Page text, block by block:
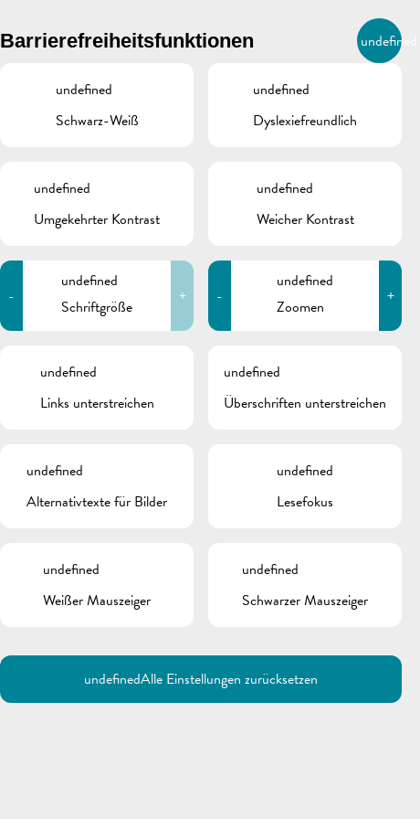
DE
BIERGER.REMICH.LU
Utilisez la recherche pour
Comme par exemple des contacts, des
informations ou de documents.
Barrierefreiheitsfunktionen undefined
undefined
Schwarz-Weiß
undefined
Dyslexiefreundlich
undefined
Umgekehrter Kontrast
undefined
Weicher Kontrast
-
undefined
Schriftgröße
+ -
undefined
Zoomen
+
undefined
Links unterstreichen
undefined
Überschriften unterstreichen
undefined
Alternativtexte für Bilder
undefined
Lesefokus
undefined
Weißer Mauszeiger
undefined
Schwarzer Mauszeiger
undefinedAlle Einstellungen zurücksetzen